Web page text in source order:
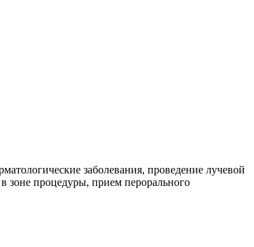
заболевания, проведение лучевой
зоне процедуры, прием перорального